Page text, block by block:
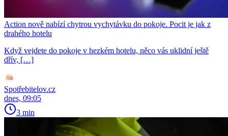
Action nově nabízí chytrou vychytávku do pokoje. Pocit je jak z
drahého hotelu
Když vejdete do pokoje v hezkém hotelu, něco vás uklidní ještě
dřív, […]
Spotřebitelov.cz
dnes, 09:05
3 min